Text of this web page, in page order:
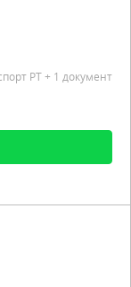
РT + 1 документ